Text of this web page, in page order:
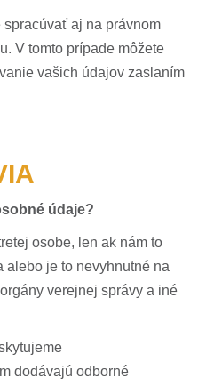
aj na právnom
V tomto prípade môžete
vašich údajov zaslaním
údaje?
osobe, len ak nám to
alebo je to nevyhnutné na
verejnej správy a iné
dodávajú odborné